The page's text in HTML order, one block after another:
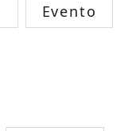
Evento